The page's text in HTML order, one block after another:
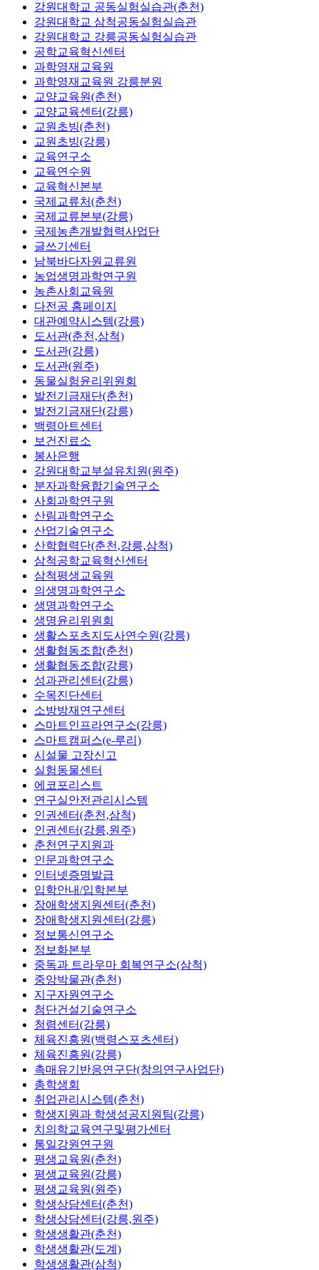
강원대학교 공동실험실습관(춘천)
강원대학교 삼척공동실험실습관
강원대학교 강릉공동실험실습관
공학교육혁신센터
과학영재교육원
과학영재교육원 강릉분원
교양교육원(춘천)
교양교육센터(강릉)
교원초빙(춘천)
교원초빙(강릉)
교육연구소
교육연수원
교육혁신본부
국제교류처(춘천)
국제교류본부(강릉)
국제농촌개발협력사업단
글쓰기센터
남북바다자원교류원
농업생명과학연구원
농촌사회교육원
다전공 홈페이지
대관예약시스템(강릉)
도서관(춘천,삼척)
도서관(강릉)
도서관(원주)
동물실험윤리위원회
발전기금재단(춘천)
발전기금재단(강릉)
백령아트센터
보건진료소
봉사은행
강원대학교부설유치원(원주)
분자과학융합기술연구소
사회과학연구원
산림과학연구소
산업기술연구소
산학협력단(춘천,강릉,삼척)
삼척공학교육혁신센터
삼척평생교육원
의생명과학연구소
생명과학연구소
생명윤리위원회
생활스포츠지도사연수원(강릉)
생활협동조합(춘천)
생활협동조합(강릉)
성과관리센터(강릉)
수목진단센터
소방방재연구센터
스마트인프라연구소(강릉)
스마트캠퍼스(e-루리)
시설물 고장신고
실험동물센터
에코포리스트
연구실안전관리시스템
인권센터(춘천,삼척)
인권센터(강릉,원주)
춘천연구지원과
인문과학연구소
인터넷증명발급
입학안내/입학본부
장애학생지원센터(춘천)
장애학생지원센터(강릉)
정보통신연구소
정보화본부
중독과 트라우마 회복연구소(삼척)
중앙박물관(춘천)
지구자원연구소
첨단건설기술연구소
청렴센터(강릉)
체육진흥원(백령스포츠센터)
체육진흥원(강릉)
촉매유기반응연구단(창의연구사업단)
총학생회
취업관리시스템(춘천)
학생지원과 학생성공지원팀(강릉)
치의학교육연구및평가센터
통일강원연구원
평생교육원(춘천)
평생교육원(강릉)
평생교육원(원주)
학생상담센터(춘천)
학생상담센터(강릉,원주)
학생생활관(춘천)
학생생활관(도계)
학생생활관(삼척)